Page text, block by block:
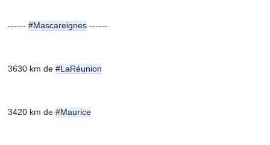
------ #Mascareignes ------
3630 km de #LaRéunion
3420 km de #Maurice